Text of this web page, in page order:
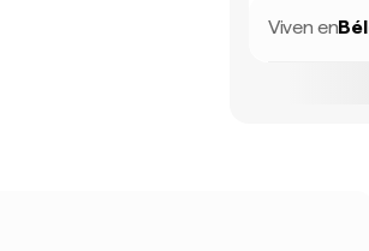
Viven en